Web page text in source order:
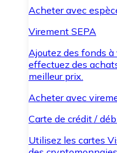
Acheter avec
Virement SEPA
Ajoutez des fonds
effectuez des
meilleur prix.
Acheter avec
Carte de crédit /
Utilisez les cartes